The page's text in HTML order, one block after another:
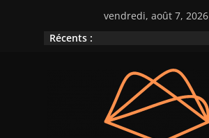
vendredi, août 7, 2026
Récents :